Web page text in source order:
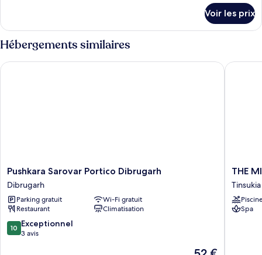
le
type
de
chambre
Chambre
Voir les prix
Hébergements similaires
Pushkara
Sarovar
Portico
Dibrugarh
Dibrugarh
Pushkara Sarovar Portico Dibrugarh
Dibrugarh
Parking gratuit
Wi-Fi gratuit
Restaurant
Climatisation
10.0
sur
10 Exceptionnel
3 avis
Le
Pushkara Sarovar Portico Dibrugarh
THE
MIRANA
Tinsukia
THE
Tinsukia
Spa
THE